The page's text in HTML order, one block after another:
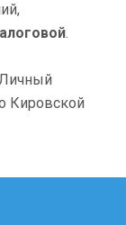
.
Кировской